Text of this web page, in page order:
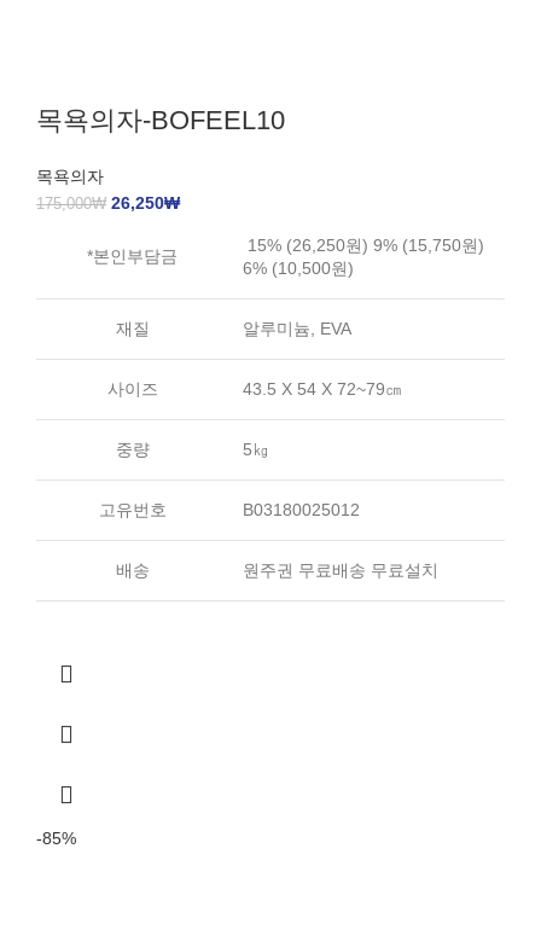
목욕의자-BOFEEL10
목욕의자
175,000₩ 26,250₩
*본인부담금
15% (26,250원) 9% (15,750원)
6% (10,500원)
재질 알루미늄, EVA
사이즈 43.5 X 54 X 72~79㎝
중량 5㎏
고유번호 B03180025012
배송 원주권 무료배송 무료설치
-85%